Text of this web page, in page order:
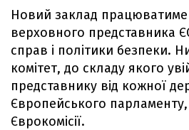
Новий заклад працюватиме
верховного представника
справ і політики безпеки.
комітет, до складу якого
представнику від кожної
Європейського
Єврокомісії.